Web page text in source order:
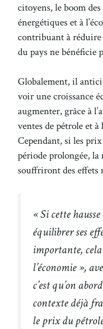
citoyens, le boom
énergétiques et à
contribuant à
du pays ne bénéficie
Globalement, il
voir une croissance
augmenter, grâce à
ventes de pétrole et
Cependant, si les prix
période prolongée,
souffriront des effets
« Si cette
équilibrer ses
importante,
l’économie »,
c’est qu’on
contexte déjà
le prix du